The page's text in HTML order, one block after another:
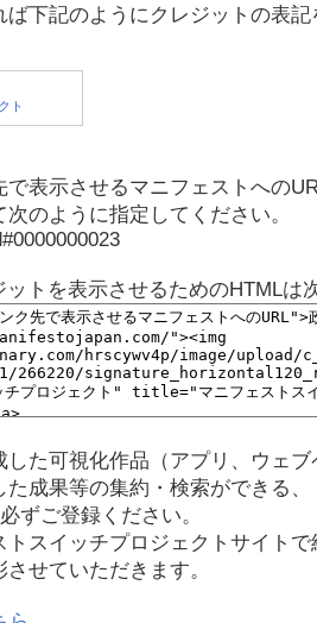
下記のようにクレジットの表記
表示させるマニフェストへの
のように指定してください。
トを表示させるためのHTMLは
た可視化作品（アプリ、ウェブ
成果等の集約・検索ができる、
ずご登録ください。
スイッチプロジェクトサイトで
させていただきます。